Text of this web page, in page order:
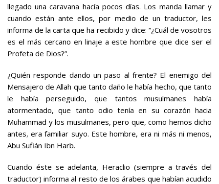
llegado una caravana hacía pocos días. Los manda llamar y
cuando están ante ellos, por medio de un traductor, les
informa de la carta que ha recibido y dice: “¿Cuál de vosotros
es el más cercano en linaje a este hombre que dice ser el
Profeta de Dios?”.
¿Quién responde dando un paso al frente? El enemigo del
Mensajero de Allah que tanto daño le había hecho, que tanto
le había perseguido, que tantos musulmanes había
atormentado, que tanto odio tenía en su corazón hacia
Muhammad y los musulmanes, pero que, como hemos dicho
antes, era familiar suyo. Este hombre, era ni más ni menos,
Abu Sufián Ibn Harb.
Cuando éste se adelanta, Heraclio (siempre a través del
traductor) informa al resto de los árabes que habían acudido